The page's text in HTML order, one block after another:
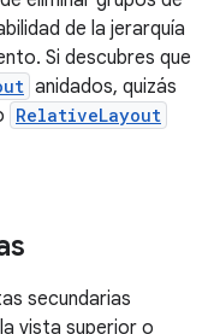
de la jerarquía
Si descubres que
anidados, quizás
RelativeLayout
secundarias
vista superior o